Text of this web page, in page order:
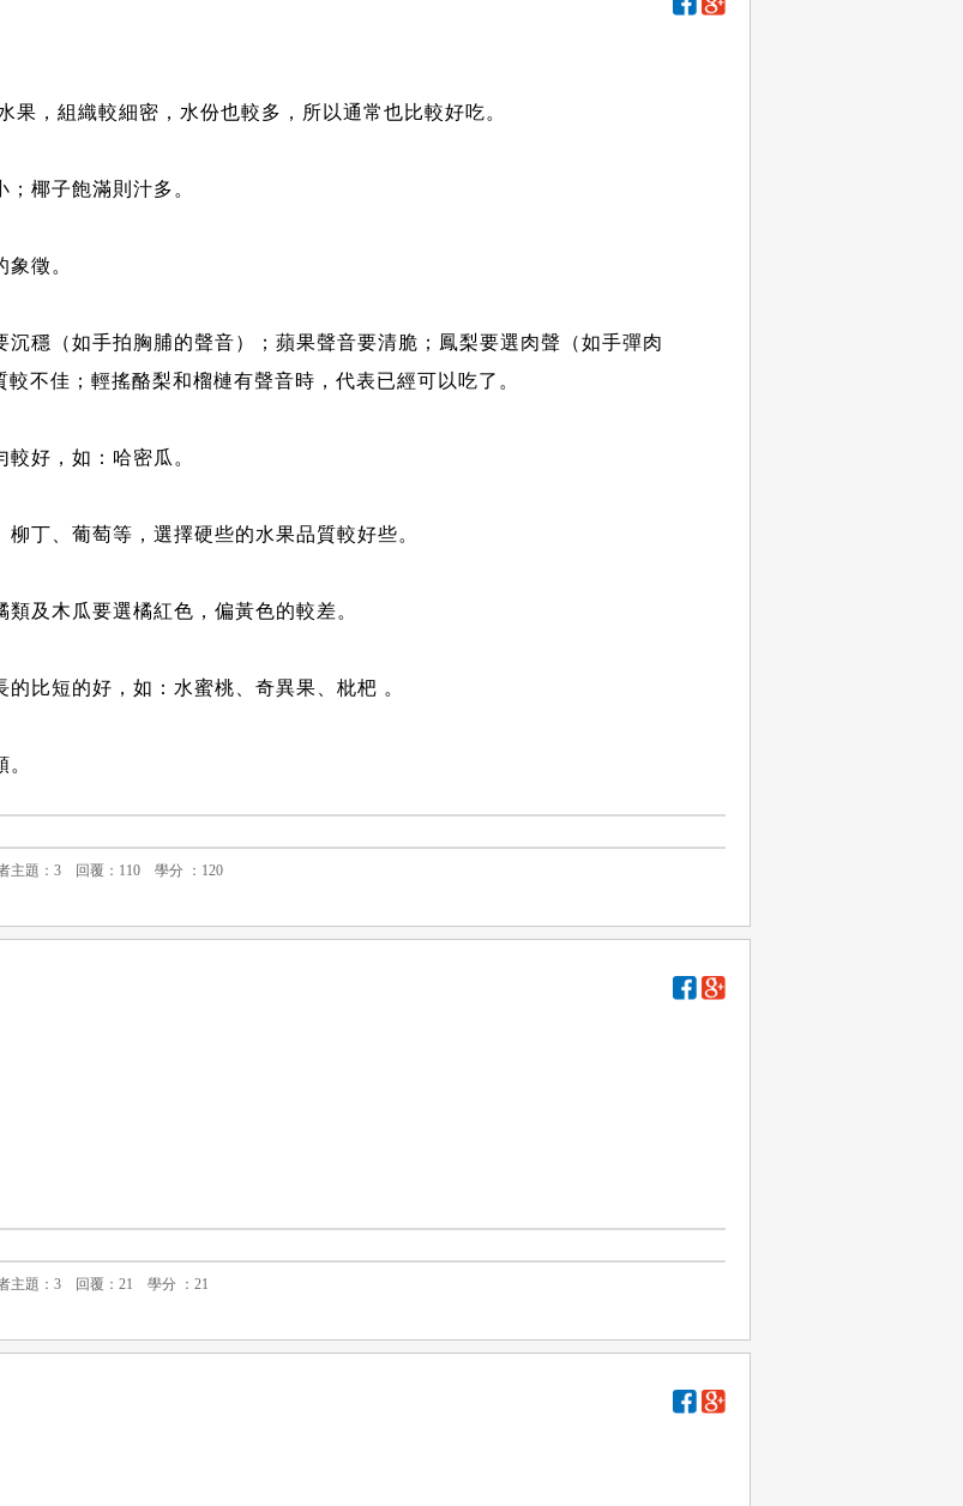
，組織較細密，水份也較多，所以通常也比較好吃。
椰子飽滿則汁多。
徵。
穩（如手拍胸脯的聲音）；蘋果聲音要清脆；鳳梨要選肉聲（如手彈肉
不佳；輕搖酪梨和榴槤有聲音時，代表已經可以吃了。
好，如：哈密瓜。
丁、葡萄等，選擇硬些的水果品質較好些。
及木瓜要選橘紅色，偏黃色的較差。
比短的好，如：水蜜桃、奇異果、枇杷 。